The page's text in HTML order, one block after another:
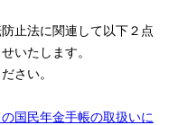
止法に関連して以下２点
いたします。
さい。
国民年金手帳の取扱いに